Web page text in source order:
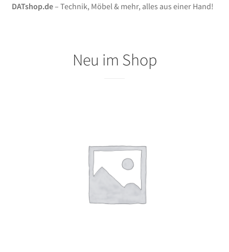
DATshop.de– Technik, Möbel & mehr, alles aus einer Hand!
Neu im Shop